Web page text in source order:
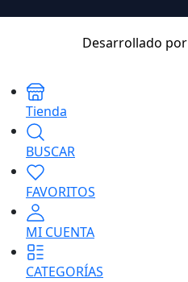
Desarrollado por
Tienda
BUSCAR
FAVORITOS
MI CUENTA
CATEGORÍAS